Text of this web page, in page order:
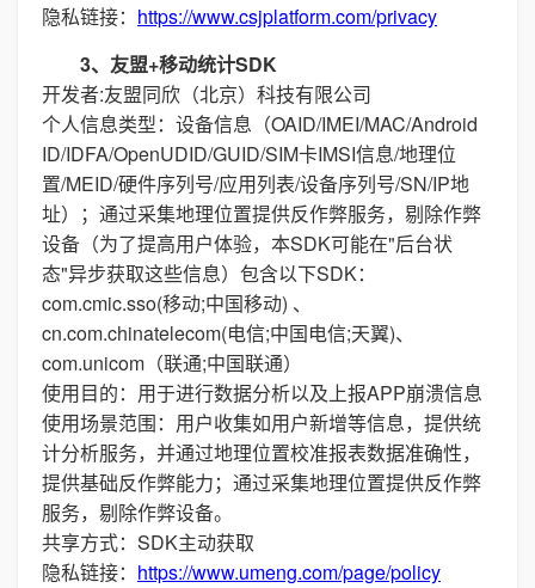
隐私链接： https://www.csjplatform.com/privacy
3、友盟+移动统计SDK
开发者:友盟同欣（北京）科技有限公司
个人信息类型：设备信息（OAID/IMEI/MAC/Android
ID/IDFA/OpenUDID/GUID/SIM卡IMSI信息/地理位
置/MEID/硬件序列号/应用列表/设备序列号/SN/IP地
址）；通过采集地理位置提供反作弊服务，剔除作弊
设备（为了提高用户体验，本SDK可能在"后台状
态"异步获取这些信息）包含以下SDK：
com.cmic.sso(移动;中国移动) 、
cn.com.chinatelecom(电信;中国电信;天翼)、
com.unicom（联通;中国联通）
使用目的：用于进行数据分析以及上报APP崩溃信息
使用场景范围：用户收集如用户新增等信息，提供统
计分析服务，并通过地理位置校准报表数据准确性，
提供基础反作弊能力；通过采集地理位置提供反作弊
服务，剔除作弊设备。
共享方式：SDK主动获取
隐私链接： https://www.umeng.com/page/policy